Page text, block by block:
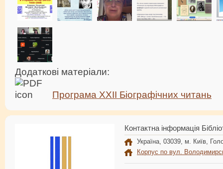
Додаткові матеріали:
Програма ХХІІ Біографічних читань
Контактна інформація
Україна, 03039, м. Київ,
Корпус по вул.